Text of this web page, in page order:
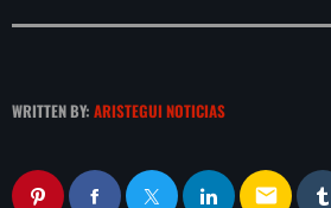
PROGRAMACIÓN
RANKING
HISTORIA
WRITTEN BY: ARISTEGUI NOTICIAS
email